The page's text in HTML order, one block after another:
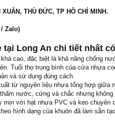
THỦ ĐỨC, TP HỒ CHÍ MINH.
/ Zalo)
Long An chi tiết nhất
cao, đặc biệt là khả năng chống
Tuổi thọ trung bình của cửa nhựa
và sử dụng đúng cách
từ nguyên liệu nhựa tổng hợp giữa
nước, cứng và chắc nhưng không
với hạt nhựa PVC và keo chuyên
hình dạng của khuôn đã làm sẵn